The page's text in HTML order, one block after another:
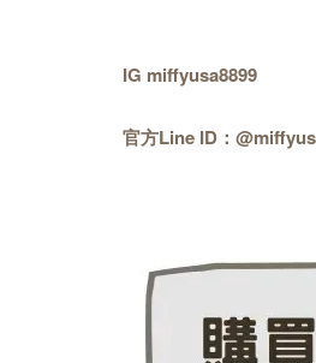
IG miffyusa8899
官方Line ID：